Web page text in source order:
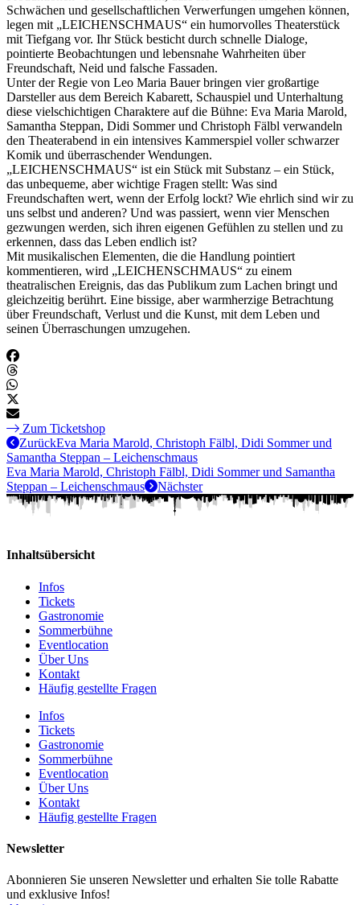
Schwächen und gesellschaftlichen Verwerfungen umgehen können,
legen mit „LEICHENSCHMAUS“ ein humorvolles Theaterstück
mit Tiefgang vor. Ihr Stück besticht durch schnelle Dialoge,
pointierte Beobachtungen und lebensnahe Wahrheiten über
Freundschaft, Neid und falsche Fassaden.
Unter der Regie von Leo Maria Bauer bringen vier großartige
Darsteller aus dem Bereich Kabarett, Schauspiel und Unterhaltung
diese vielschichtigen Charaktere auf die Bühne: Eva Maria Marold,
Samantha Steppan, Didi Sommer und Christoph Fälbl verwandeln
den Theaterabend in ein intensives Kammerspiel voller schwarzer
Komik und überraschender Wendungen.
„LEICHENSCHMAUS“ ist ein Stück mit Substanz – ein Stück,
das unbequeme, aber wichtige Fragen stellt: Was sind
Freundschaften wert, wenn der Erfolg lockt? Wie ehrlich sind wir zu
uns selbst und anderen? Und was passiert, wenn vier Menschen
gezwungen werden, sich ihren eigenen Gefühlen zu stellen und zu
erkennen, dass das Leben endlich ist?
Mit musikalischen Elementen, die die Handlung pointiert
kommentieren, wird „LEICHENSCHMAUS“ zu einem
theatralischen Ereignis, das das Publikum zum Lachen bringt und
gleichzeitig berührt. Eine bissige, aber warmherzige Betrachtung
über Freundschaft, Verlust und die Kunst, mit dem Leben und
seinen Überraschungen umzugehen.
Zum Ticketshop
ZurückEva Maria Marold, Christoph Fälbl, Didi Sommer und
Samantha Steppan – Leichenschmaus
Eva Maria Marold, Christoph Fälbl, Didi Sommer und Samantha
Steppan – Leichenschmaus
Nächster
Inhaltsübersicht
Infos
Tickets
Gastronomie
Sommerbühne
Eventlocation
Über Uns
Kontakt
Häufig gestellte Fragen
Infos
Tickets
Gastronomie
Sommerbühne
Eventlocation
Über Uns
Kontakt
Häufig gestellte Fragen
Newsletter
Abonnieren Sie unseren Newsletter und erhalten Sie tolle Rabatte
und exklusive Infos!